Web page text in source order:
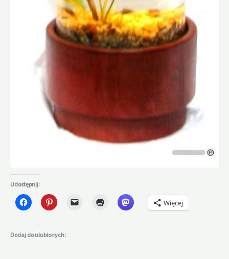
Udostępnij:
Więcej
Dodaj do ulubionych: